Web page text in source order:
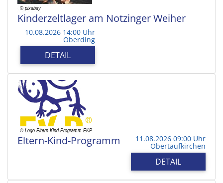
Kinderzeltlager am Notzinger Weiher
10.08.2026 14:00 Uhr
Oberding
DETAIL
Eltern-Kind-Programm 11.08.2026 09:00 Uhr
Obertaufkirchen
DETAIL